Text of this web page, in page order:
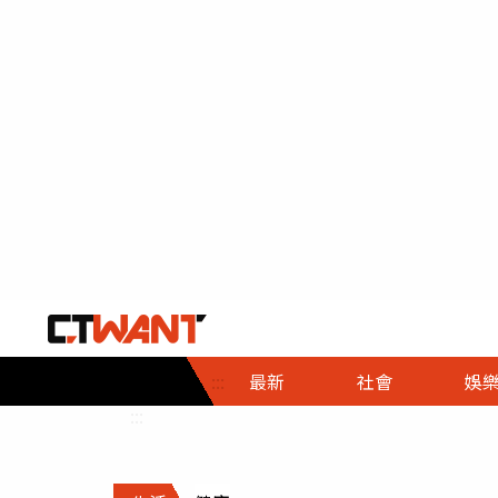
::: 最新 社會
社會首頁
時事
調查
娛樂
娛樂首頁
即時
財經首頁
熱線
政